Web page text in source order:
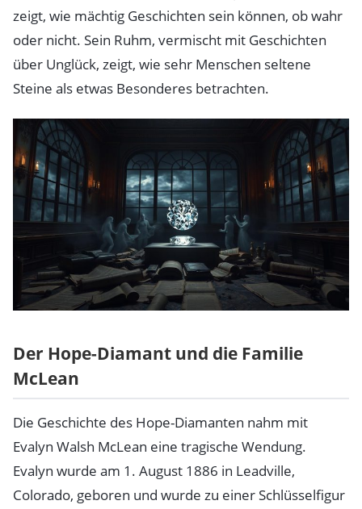
zeigt, wie mächtig Geschichten sein können, ob wahr
oder nicht. Sein Ruhm, vermischt mit Geschichten
über Unglück, zeigt, wie sehr Menschen seltene
Steine als etwas Besonderes betrachten.
Der Hope-Diamant und die Familie
McLean
Die Geschichte des Hope-Diamanten nahm mit
Evalyn Walsh McLean eine tragische Wendung.
Evalyn wurde am 1. August 1886 in Leadville,
Colorado, geboren und wurde zu einer Schlüsselfigur